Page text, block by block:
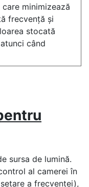
minimizează
frecvență și
stocată
când
sursa de lumină.
al camerei în
a frecvenței),